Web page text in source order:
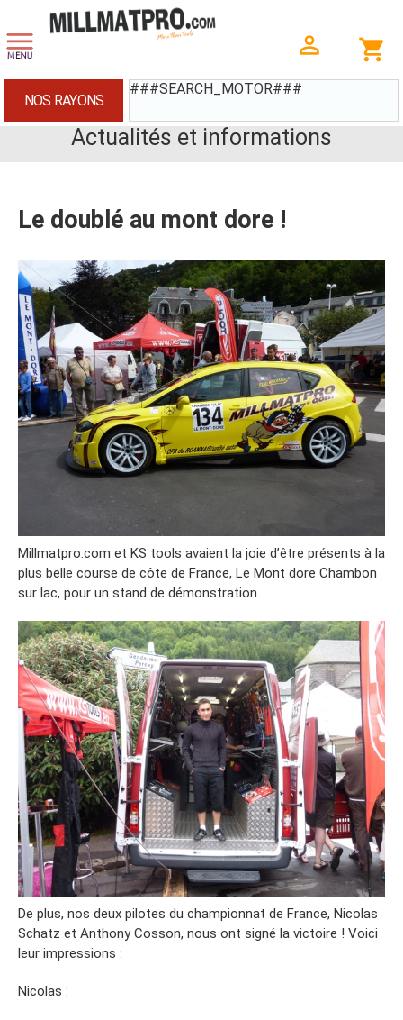
###SEARCH_MOTOR###
NOS RAYONS
Actualités et informations
Le doublé au mont dore !
Millmatpro.com et KS tools avaient la joie d’être présents à la
plus belle course de côte de France, Le Mont dore Chambon
sur lac, pour un stand de démonstration.
De plus, nos deux pilotes du championnat de France, Nicolas
Schatz et Anthony Cosson, nous ont signé la victoire ! Voici
leur impressions :
Nicolas :